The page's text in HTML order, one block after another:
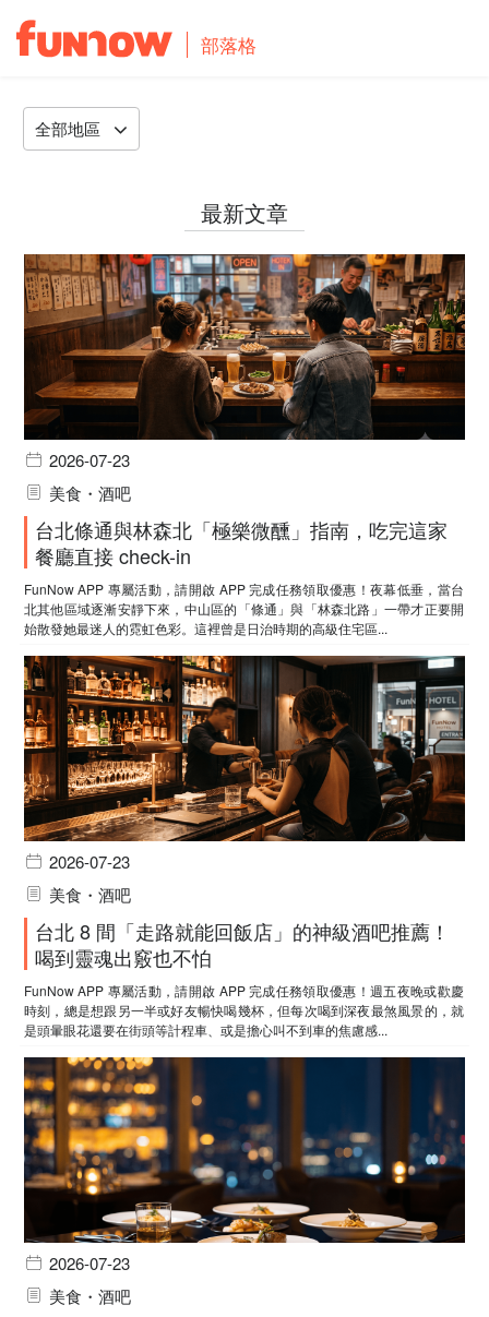
部落格
全部地區
最新文章
2026-07-23
美食・酒吧
台北條通與林森北「極樂微醺」指南，吃完這家
餐廳直接 check-in
FunNow APP 專屬活動，請開啟 APP 完成任務領取優惠！夜幕低垂，當台
北其他區域逐漸安靜下來，中山區的「條通」與「林森北路」一帶才正要開
始散發她最迷人的霓虹色彩。這裡曾是日治時期的高級住宅區...
2026-07-23
美食・酒吧
台北 8 間「走路就能回飯店」的神級酒吧推薦！
喝到靈魂出竅也不怕
FunNow APP 專屬活動，請開啟 APP 完成任務領取優惠！週五夜晚或歡慶
時刻，總是想跟另一半或好友暢快喝幾杯，但每次喝到深夜最煞風景的，就
是頭暈眼花還要在街頭等計程車、或是擔心叫不到車的焦慮感...
2026-07-23
美食・酒吧